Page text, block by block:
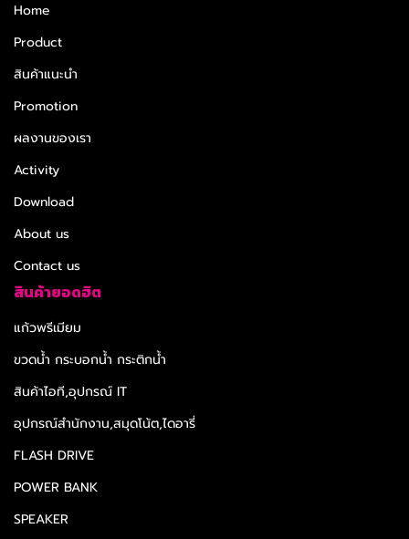
Home
Product
สินค้าแนะนำ
Promotion
ผลงานของเรา
Activity
Download
About us
Contact us
สินค้ายอดฮิต
แก้วพรีเมียม
ขวดน้ำ กระบอกน้ำ กระติกน้ำ
สินค้าไอที,อุปกรณ์ IT
อุปกรณ์สำนักงาน,สมุดโน้ต,ไดอารี่
FLASH DRIVE
POWER BANK
SPEAKER